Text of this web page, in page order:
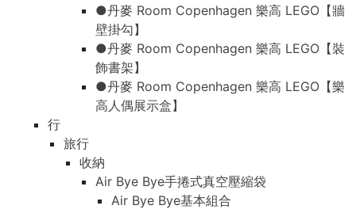
●丹麥 Room Copenhagen 樂高 LEGO【牆
壁掛勾】
●丹麥 Room Copenhagen 樂高 LEGO【裝
飾書架】
●丹麥 Room Copenhagen 樂高 LEGO【樂
高人偶展示盒】
行
旅行
收納
Air Bye Bye手捲式真空壓縮袋
Air Bye Bye基本組合